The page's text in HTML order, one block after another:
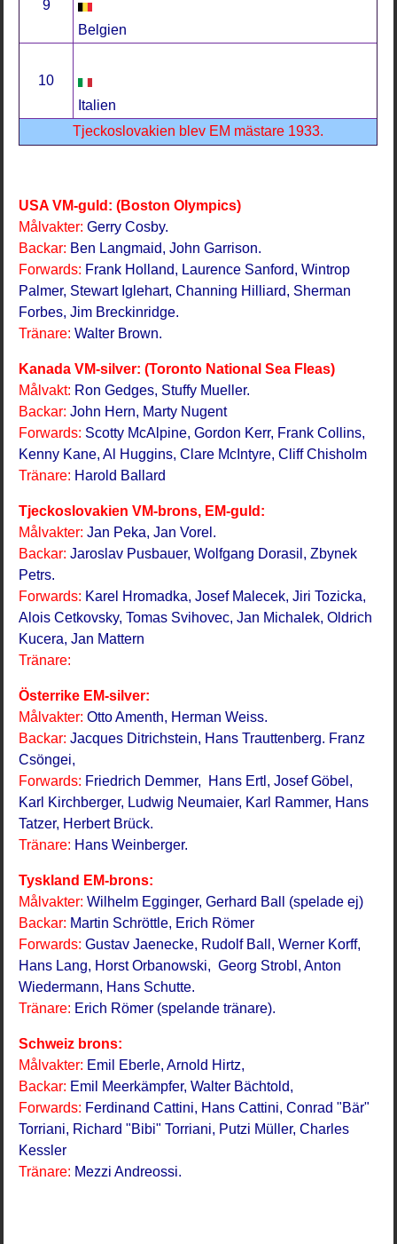
9
Belgien
10
Italien
Tjeckoslovakien blev EM mästare 1933.
USA VM-guld: (Boston Olympics)
Målvakter: Gerry Cosby.
Backar: Ben Langmaid, John Garrison.
Forwards: Frank Holland, Laurence Sanford, Wintrop
Palmer, Stewart Iglehart, Channing Hilliard, Sherman
Forbes, Jim Breckinridge.
Tränare:Walter Brown.
Kanada VM-silver: (Toronto National Sea Fleas)
Målvakt: Ron Gedges, Stuffy Mueller.
Backar: John Hern, Marty Nugent
Forwards: Scotty McAlpine, Gordon Kerr, Frank Collins,
Kenny Kane, Al Huggins, Clare McIntyre, Cliff Chisholm
Tränare: Harold Ballard
Tjeckoslovakien VM-brons, EM-guld:
Målvakter: Jan Peka, Jan Vorel.
Backar: Jaroslav Pusbauer, Wolfgang Dorasil, Zbynek
Petrs.
Forwards: Karel Hromadka, Josef Malecek, Jiri Tozicka,
Alois Cetkovsky, Tomas Svihovec, Jan Michalek, Oldrich
Kucera, Jan Mattern
Tränare:
Österrike EM-silver:
Målvakter: Otto Amenth, Herman Weiss.
Backar: Jacques Ditrichstein, Hans Trauttenberg. Franz
Csöngei,
Forwards: Friedrich Demmer, Hans Ertl, Josef Göbel,
Karl Kirchberger, Ludwig Neumaier, Karl Rammer, Hans
Tatzer, Herbert Brück.
Tränare: Hans Weinberger.
Tyskland EM-brons:
Målvakter: Wilhelm Egginger, Gerhard Ball (spelade ej)
Backar: Martin Schröttle, Erich Römer
Forwards: Gustav Jaenecke, Rudolf Ball, Werner Korff,
Hans Lang, Horst Orbanowski, Georg Strobl, Anton
Wiedermann, Hans Schutte.
Tränare: Erich Römer (spelande tränare).
Schweiz brons:
Målvakter: Emil Eberle, Arnold Hirtz,
Backar: Emil Meerkämpfer, Walter Bächtold,
Forwards: Ferdinand Cattini, Hans Cattini, Conrad "Bär"
Torriani, Richard "Bibi" Torriani, Putzi Müller, Charles
Kessler
Tränare: Mezzi Andreossi.